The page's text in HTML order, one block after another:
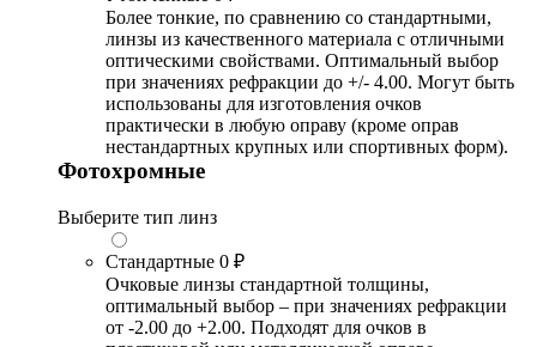
Более тонкие, по сравнению со стандартными,
линзы из качественного материала с отличными
оптическими свойствами. Оптимальный выбор
при значениях рефракции до +/- 4.00. Могут быть
использованы для изготовления очков
практически в любую оправу (кроме оправ
нестандартных крупных или спортивных форм).
Фотохромные
Выберите тип линз
Стандартные 0 ₽
Очковые линзы стандартной толщины,
оптимальный выбор – при значениях рефракции
от -2.00 до +2.00. Подходят для очков в